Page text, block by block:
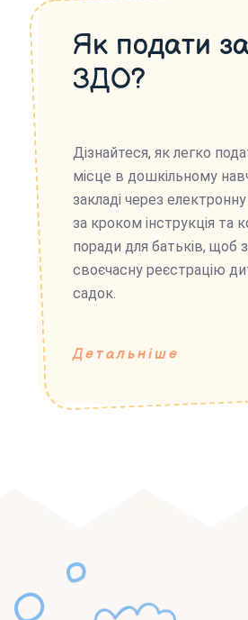
Як подати
ЗДО?
Дізнайтеся, як легко
місце в дошкільному
закладі через
за кроком інструкція та
поради для батьків, щоб
своєчасну реєстрацію
садок.
Детальніше